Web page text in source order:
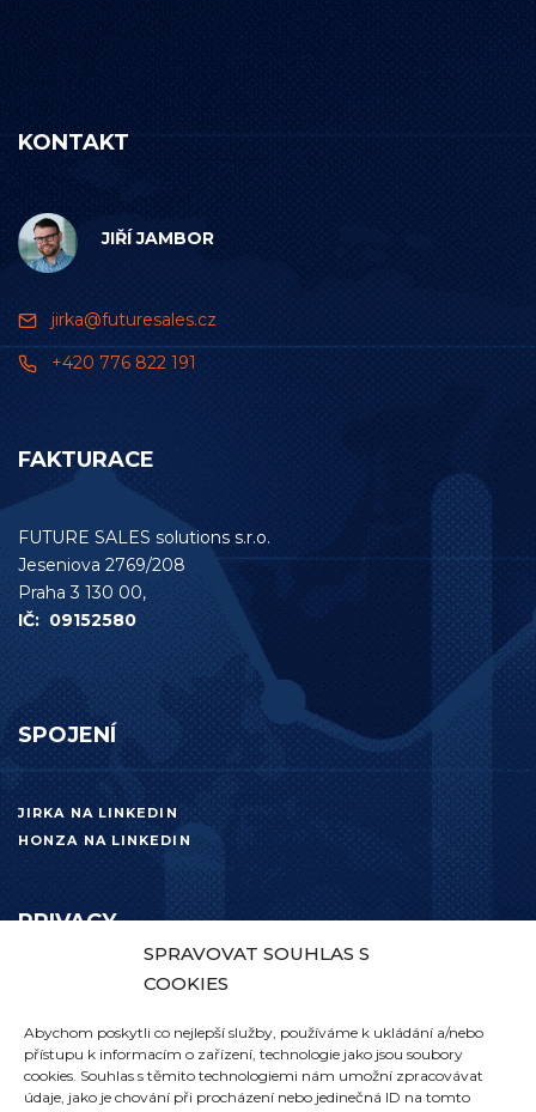
SPRAVOVAT SOUHLAS S
COOKIES
Abychom poskytli co nejlepší služby, používáme k ukládání a/nebo
přístupu k informacím o zařízení, technologie jako jsou soubory
cookies. Souhlas s těmito technologiemi nám umožní zpracovávat
údaje, jako je chování při procházení nebo jedinečná ID na tomto
KONTAKT
JIŘÍ JAMBOR
jirka@futuresales.cz
+420 776 822 191
FAKTURACE
FUTURE SALES solutions s.r.o.
Jeseniova 2769/208
Praha 3 130 00,
IČ: 09152580
SPOJENÍ
JIRKA NA LINKEDIN
HONZA NA LINKEDIN
PRIVACY
OBCHODNÍ PODMÍNKY